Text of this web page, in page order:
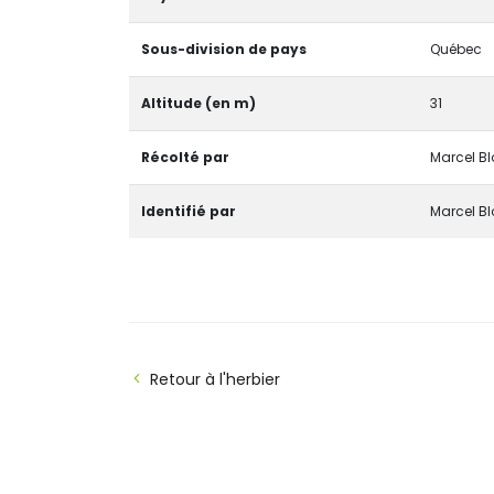
Sous-division de pays Québec
Altitude (en m) 31
Récolté par Marcel
Identifié par Marcel
Retour à l'herbier